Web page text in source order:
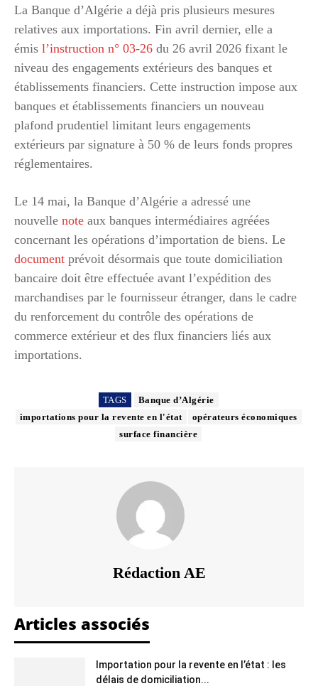
La Banque d’Algérie a déjà pris plusieurs mesures
relatives aux importations. Fin avril dernier, elle a
émis l’instruction n° 03-26 du 26 avril 2026 fixant le
niveau des engagements extérieurs des banques et
établissements financiers. Cette instruction impose aux
banques et établissements financiers un nouveau
plafond prudentiel limitant leurs engagements
extérieurs par signature à 50 % de leurs fonds propres
réglementaires.
Le 14 mai, la Banque d’Algérie a adressé une
nouvelle note aux banques intermédiaires agréées
concernant les opérations d’importation de biens. Le
document prévoit désormais que toute domiciliation
bancaire doit être effectuée avant l’expédition des
marchandises par le fournisseur étranger, dans le cadre
du renforcement du contrôle des opérations de
commerce extérieur et des flux financiers liés aux
importations.
TAGS
Banque d’Algérie
importations pour la revente en l'état
opérateurs économiques
surface financière
Rédaction AE
Articles associés
Importation pour la revente en l’état : les
délais de domiciliation...